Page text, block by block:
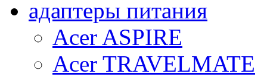
адаптеры питания
Acer ASPIRE
Acer TRAVELMATE